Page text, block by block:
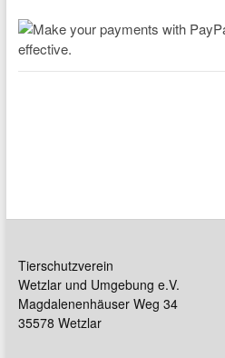
Tierschutzverein
Wetzlar und Umgebung e.V.
Magdalenenhäuser Weg 34
35578 Wetzlar